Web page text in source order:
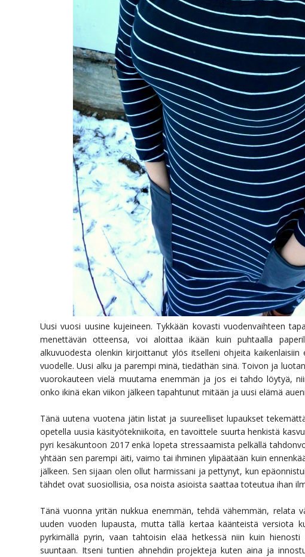
Uusi vuosi uusine kujeineen. Tykkään kovasti vuodenvaihteen
menettävän otteensa, voi aloittaa ikään kuin puhtaalla
alkuvuodesta olenkin kirjoittanut ylös itselleni ohjeita
vuodelle. Uusi alku ja parempi minä, tiedäthän sinä. Toivon ja
vuorokauteen vielä muutama enemmän ja jos ei tahdo löytyä,
onko ikinä ekan viikon jälkeen tapahtunut mitään ja uusi elämä
Tänä uutena vuotena jätin listat ja suureelliset lupaukset
opetella uusia käsityötekniikoita, en tavoittele suurta henkistä
pyri kesäkuntoon 2017 enkä lopeta stressaamista pelkällä
yhtään sen parempi äiti, vaimo tai ihminen ylipäätään kuin
jälkeen. Sen sijaan olen ollut harmissani ja pettynyt, kun
tähdet ovat suosiollisia, osa noista asioista saattaa toteutua ihan
Tänä vuonna yritän nukkua enemmän, tehdä vähemmän, relata
uuden vuoden lupausta, mutta tällä kertaa käänteistä versiota
pyrkimällä pyrin, vaan tahtoisin elää hetkessä niin kuin
suuntaan. Itseni tuntien ahnehdin projekteja kuten aina ja